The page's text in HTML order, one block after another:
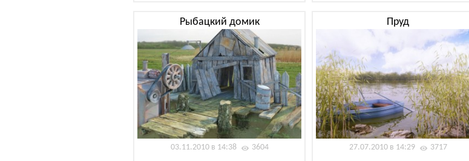
Рыбацкий домик
03.11.2010 в 14:38 3604
Пруд
27.07.2010 в 14:29 3717